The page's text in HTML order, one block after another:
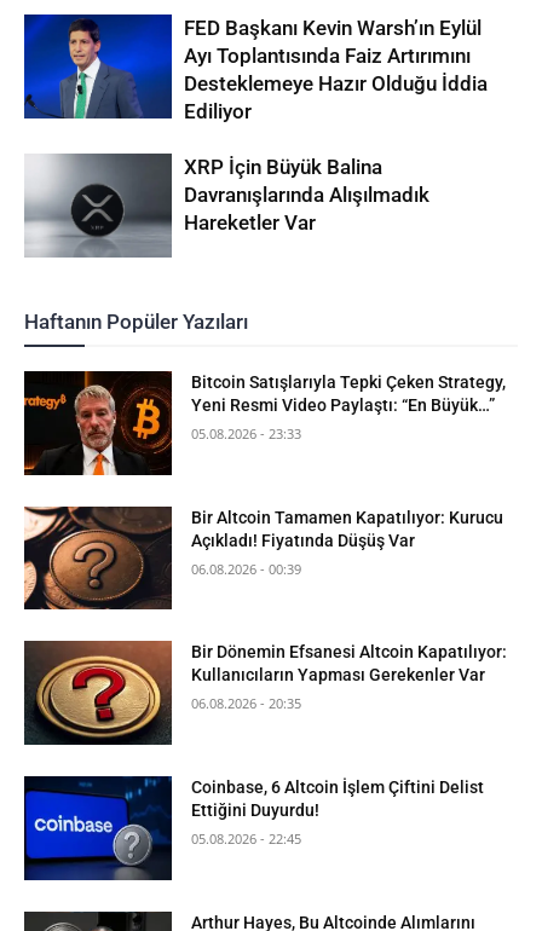
FED Başkanı Kevin Warsh’ın Eylül
Ayı Toplantısında Faiz Artırımını
Desteklemeye Hazır Olduğu İddia
Ediliyor
XRP İçin Büyük Balina
Davranışlarında Alışılmadık
Hareketler Var
Haftanın Popüler Yazıları
Bitcoin Satışlarıyla Tepki Çeken Strategy,
Yeni Resmi Video Paylaştı: “En Büyük…”
05.08.2026 - 23:33
Bir Altcoin Tamamen Kapatılıyor: Kurucu
Açıkladı! Fiyatında Düşüş Var
06.08.2026 - 00:39
Bir Dönemin Efsanesi Altcoin Kapatılıyor:
Kullanıcıların Yapması Gerekenler Var
06.08.2026 - 20:35
Coinbase, 6 Altcoin İşlem Çiftini Delist
Ettiğini Duyurdu!
05.08.2026 - 22:45
Arthur Hayes, Bu Altcoinde Alımlarını